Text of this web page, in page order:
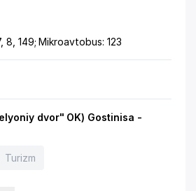
8, 149; Mikroavtobus: 123
dvor" OK) Gostinisa -
Turizm